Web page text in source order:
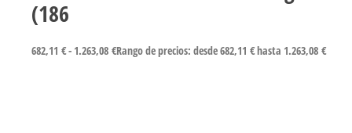
(186
682,11 €- 1.263,08 €Rango de precios: desde 682,11 € hasta 1.263,08 €